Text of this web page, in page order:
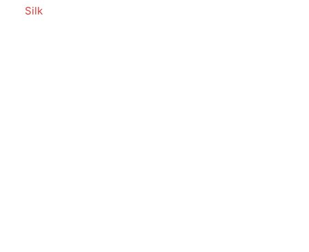
In relation to
Silk